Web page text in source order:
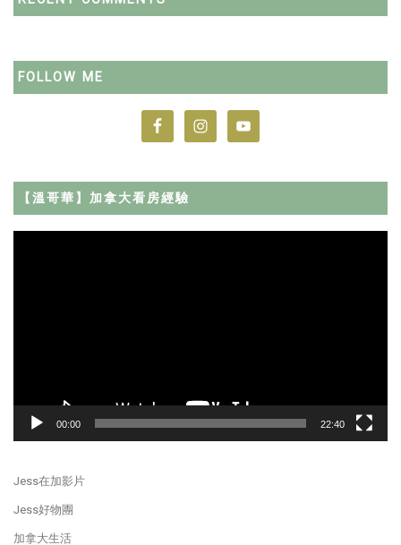
FOLLOW ME
【溫哥華】加拿大看房經驗
00:00 22:40
Jess在加影片
Jess好物團
加拿大生活